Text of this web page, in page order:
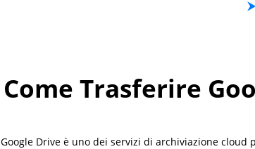
Come Trasferire
Google Drive è uno dei servizi di archiviazione